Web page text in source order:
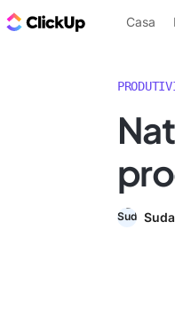
ClickUp
Casa